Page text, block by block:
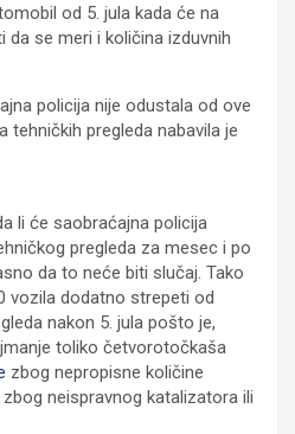
od 5. jula kada će na
se meri i količina izduvnih
policija nije odustala od ove
tehničkih pregleda nabavila je
li će saobraćajna policija
pregleda za mesec i po
da to neće biti slučaj. Tako
vozila dodatno strepeti od
nakon 5. jula pošto je,
toliko četvorotočkaša
zbog nepropisne količine
neispravnog katalizatora ili